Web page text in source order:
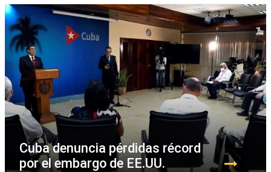
Cuba denuncia pérdidas récord
por el embargo de EE.UU.